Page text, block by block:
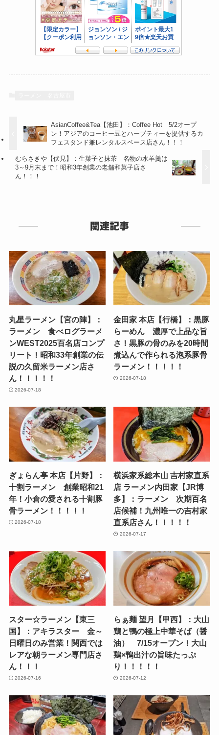
AsianCoffee&Tea【池田】：Coffee Hot 5/2オープ
ン！アジアのコーヒー豆とハーブティーを提供するカ
フェスタンド兼レンタルスペース店さん！！！
むらさきや【伏見】：生菓子と抹茶 名物の水羊羹は
3～9月末まで！昭和3年創業の老舗和菓子店さ
ん！！！
関連記事
丸星ラーメン【宮の陣】：
ラーメン 食べログラーメ
ンWEST2025百名店コンプ
リート！昭和33年創業の伝
説の久留米ラーメン店さ
ん！！！！！
2026-07-18
金田家 本店【行橋】：黒豚
らーめん 濃厚で上品な旨
さ！黒豚の骨のみを20時間
煮込んで作られる泡系豚骨
ラーメン！！！！！
2026-07-18
ぎょらん亭 本店【片野】：
十割ラーメン 創業昭和21
年！小倉の愛される十割豚
骨ラーメン！！！！！
2026-07-18
横浜家系総本山 吉村家直系
店 ラーメン内田家【JR博
多】：ラーメン 次期百名
店候補！九州唯一の吉村家
直系店さん！！！！！
2026-07-17
スター☆ラーメン【東三
国】：アキラスター 金～
日曜日のみ営業！関西では
レアな朝ラーメン専門店さ
ん！！！
2026-07-16
らぁ麺 望月【甲西】：大山
鶏と鴨の極上中華そば（醤
油） 7/15オープン！大山
鶏×鴨出汁の旨味たっぷ
り！！！！！
2026-07-12